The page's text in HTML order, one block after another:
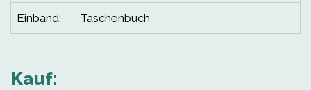
Einband: Taschenbuch
Kauf: